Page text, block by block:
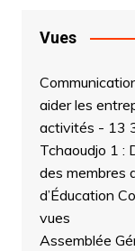
Vues
aider les
activités - 13
Tchaoudjo 1 :
des membres
d’Éducation
vues
Assemblée